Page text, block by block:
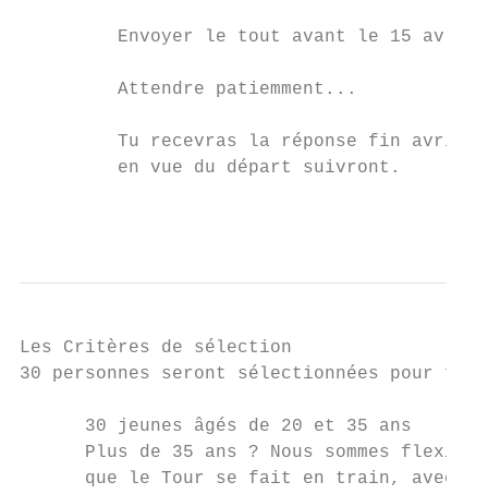
Envoyer le tout avant le 15 avril
         Attendre patiemment...
Tu recevras la réponse fin
         en vue du départ suivront.
Les Critères de sélection
30 personnes seront sélectionnées pour
      30 jeunes âgés de 20 et 35 ans
Plus de 35 ans ? Nous sommes
que le Tour se fait en train, avec